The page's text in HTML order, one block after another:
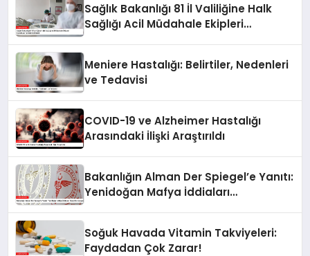
Sağlık Bakanlığı 81 İl Valiliğine Halk
Sağlığı Acil Müdahale Ekipleri
Meniere Hastalığı: Belirtiler, Nedenleri
ve Tedavisi
COVID-19 ve Alzheimer Hastalığı
Arasındaki İlişki Araştırıldı
Bakanlığın Alman Der Spiegel’e Yanıtı:
Yenidoğan Mafya İddiaları
Soğuk Havada Vitamin Takviyeleri:
Faydadan Çok Zarar!